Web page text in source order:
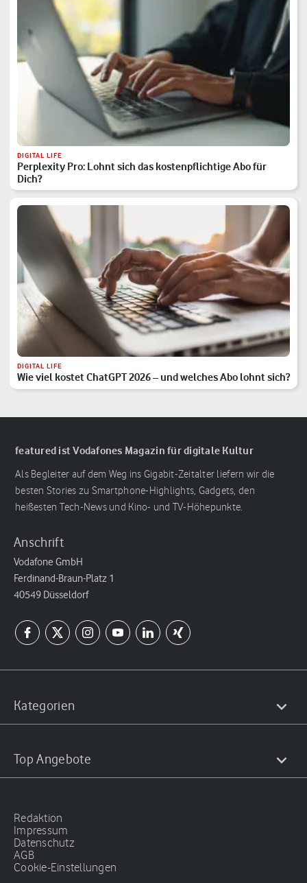
DIGITAL LIFE
Perplexity Pro: Lohnt sich das kostenpflichtige Abo für
Dich?
DIGITAL LIFE
Wie viel kostet ChatGPT 2026 – und welches Abo lohnt sich?
featured ist Vodafones Magazin für digitale Kultur
Als Begleiter auf dem Weg ins Gigabit-Zeitalter liefern wir die
besten Stories zu Smartphone-Highlights, Gadgets, den
heißesten Tech-News und Kino- und TV-Höhepunkte.
Anschrift
Vodafone GmbH
Ferdinand-Braun-Platz 1
40549 Düsseldorf
Kategorien
Top Angebote
Redaktion
Impressum
Datenschutz
AGB
Cookie-Einstellungen